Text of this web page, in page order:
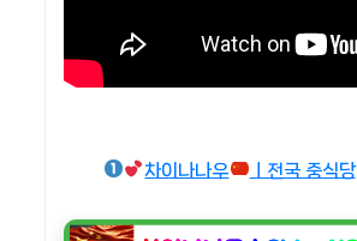
차이나나우 ㅣ전국 중식당